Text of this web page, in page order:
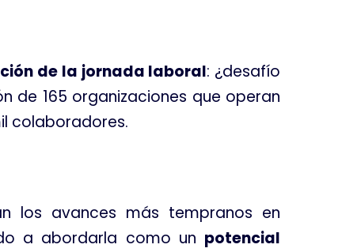
de la jornada laboral: ¿desafío
de 165 organizaciones que operan
colaboradores.
los avances más tempranos en
a abordarla como un potencial